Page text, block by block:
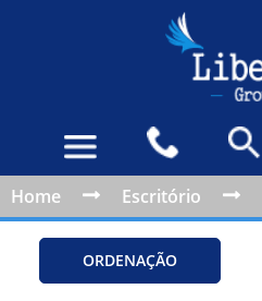
Home Escritório
ORDENAÇÃO